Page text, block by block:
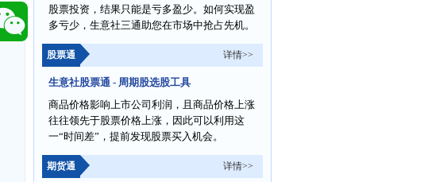
股票投资，结果只能是亏多盈少。如何实现盈
多亏少，生意社三通助您在市场中抢占先机。
股票通 详情>>
生意社股票通 - 周期股选股工具
商品价格影响上市公司利润，且商品价格上涨
往往领先于股票价格上涨，因此可以利用这
一“时间差”，提前发现股票买入机会。
期货通 详情>>